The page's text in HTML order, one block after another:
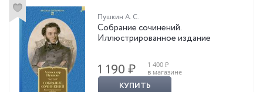
Пушкин А. С.
Собрание сочинений.
Иллюстрированное издание
1 190 ₽
1 400 ₽
в магазине
КУПИТЬ